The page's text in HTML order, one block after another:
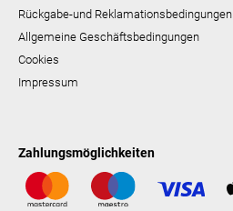
Rückgabe-und Reklamationsbedingungen
Allgemeine Geschäftsbedingungen
Cookies
Impressum
Zahlungsmöglichkeiten